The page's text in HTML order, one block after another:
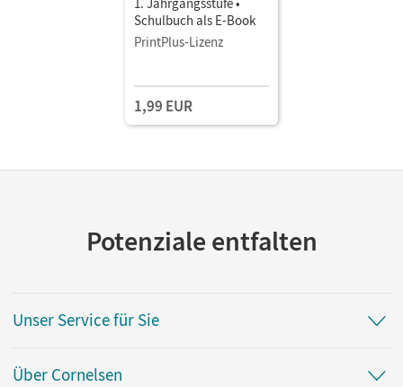
Schulbuch als E-Book
PrintPlus-Lizenz
1,99 EUR
Potenziale entfalten
Unser Service für Sie
Über Cornelsen